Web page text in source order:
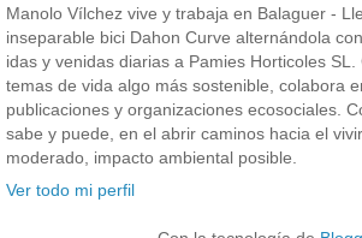
Manolo Vílchez vive y trabaja en Balaguer -
inseparable bici Dahon Curve alternándola
idas y venidas diarias a Pamies Horticoles
temas de vida algo más sostenible, colabora
publicaciones y organizaciones ecosociales.
sabe y puede, en el abrir caminos hacia el
moderado, impacto ambiental posible.
Ver todo mi perfil